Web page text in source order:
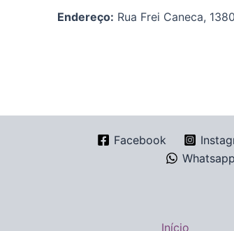
Endereço: Rua Frei Caneca,
Facebook
Início